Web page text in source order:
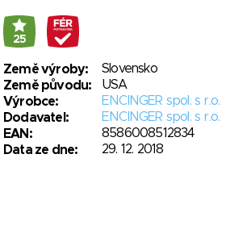
25
Země výroby:
Slovensko
Země původu:
USA
Výrobce:
ENCINGER spol. s r.o.
Dodavatel:
ENCINGER spol. s r.o.
EAN:
8586008512834
Data ze dne:
29. 12. 2018